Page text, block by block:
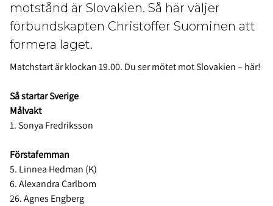
motstånd är Slovakien. Så här väljer
förbundskapten Christoffer Suominen att
formera laget.
Matchstart är klockan 19.00. Du ser mötet mot Slovakien – här!
Så startar Sverige
Målvakt
1. Sonya Fredriksson
Förstafemman
5. Linnea Hedman (K)
6. Alexandra Carlbom
26. Agnes Engberg